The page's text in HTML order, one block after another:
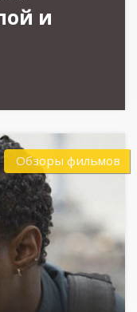
и
Обзоры фильмов